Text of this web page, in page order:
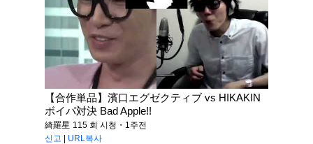
【合作単品】濱口エグゼクティブ vs HIKAKIN
ボイパ対決 Bad Apple!!
綺羅星 115 회 시청・1주전
신고
URL복사